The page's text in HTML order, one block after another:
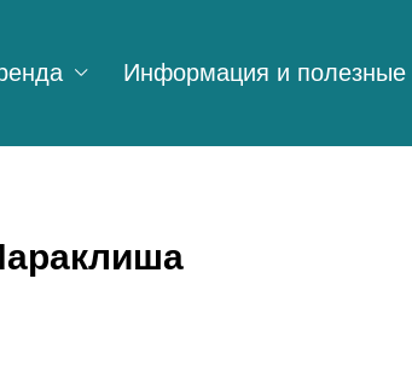
Информация и полезные